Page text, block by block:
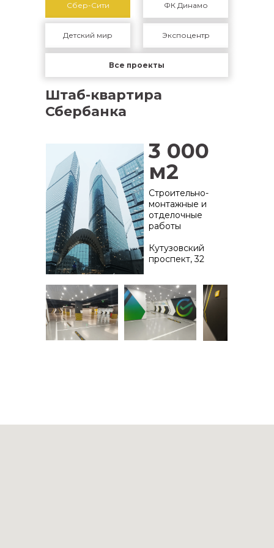
Штаб-квартира
Сбербанка
3 000
м2
Строительно-
монтажные и
отделочные
работы
Кутузовский
проспект, 32
Сбер-Сити
Детский мир Экспоцентр
ФК Динамо
Все проекты